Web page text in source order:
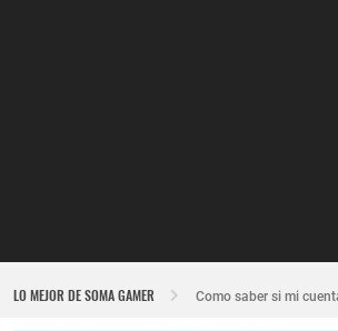
LO MEJOR DE SOMA GAMER